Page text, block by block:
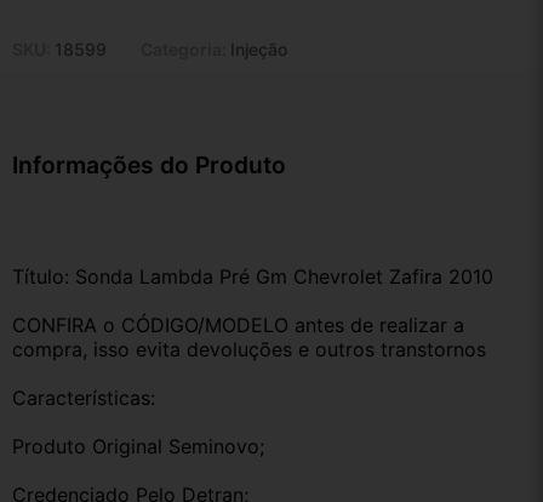
18599 Injeção
Informações do Produto
Título: Sonda Lambda Pré Gm Chevrolet Zafira 2010
CONFIRA o CÓDIGO/MODELO antes de realizar a
compra, isso evita devoluções e outros transtornos
Características:
Produto Original Seminovo;
Credenciado Pelo Detran;